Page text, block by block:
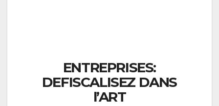
ENTREPRISES:
DEFISCALISEZ DANS
l’ART